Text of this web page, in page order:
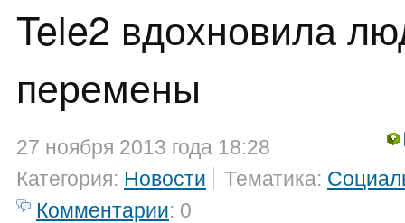
Tele2 вдохновила
перемены
27 ноября 2013 года 18:28
Категория: Новости Тематика:
Комментарии: 0